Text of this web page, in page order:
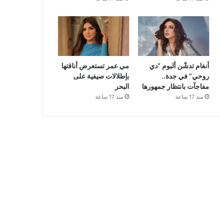
أنغام تدشّن ألبوم “دي
روحي” في جدة..
مفاجآت بانتظار جمهورها
منذ 17 ساعة
مي عمر تستعرض أناقتها
بإطلالات صيفية على
البحر
منذ 17 ساعة